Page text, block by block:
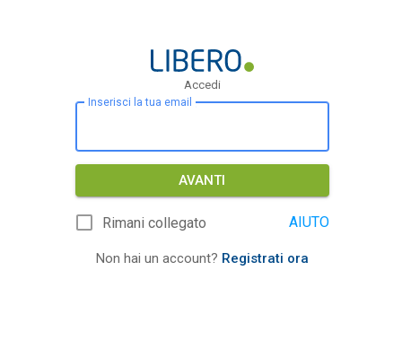
Accedi
Inserisci la tua email
AVANTI
Rimani collegato AIUTO
Non hai un account? Registrati ora